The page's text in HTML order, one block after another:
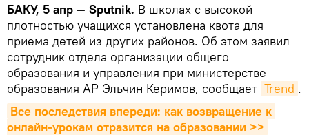
БАКУ, 5 апр — Sputnik. В школах с высокой
плотностью учащихся установлена квота для
приема детей из других районов. Об этом заявил
сотрудник отдела организации общего
образования и управления при министерстве
образования АР Эльчин Керимов, сообщает Trend .
Все последствия впереди: как возвращение к
онлайн-урокам отразится на образовании >>